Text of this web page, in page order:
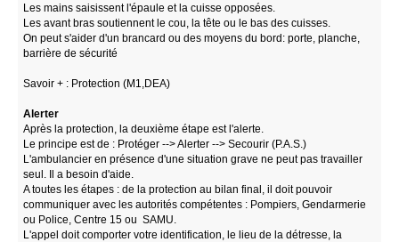
Les mains saisissent l'épaule et la cuisse opposées.
Les avant bras soutiennent le cou, la tête ou le bas des cuisses.
On peut s'aider d'un brancard ou des moyens du bord: porte, planche,
barrière de sécurité
Savoir + : Protection (M1,DEA)
Alerter
Après la protection, la deuxième étape est l'alerte.
Le principe est de : Protéger --> Alerter --> Secourir (P.A.S.)
L'ambulancier en présence d'une situation grave ne peut pas travailler
seul. Il a besoin d'aide.
A toutes les étapes : de la protection au bilan final, il doit pouvoir
communiquer avec les autorités compétentes : Pompiers, Gendarmerie
ou Police, Centre 15 ou SAMU.
L'appel doit comporter votre identification, le lieu de la détresse, la